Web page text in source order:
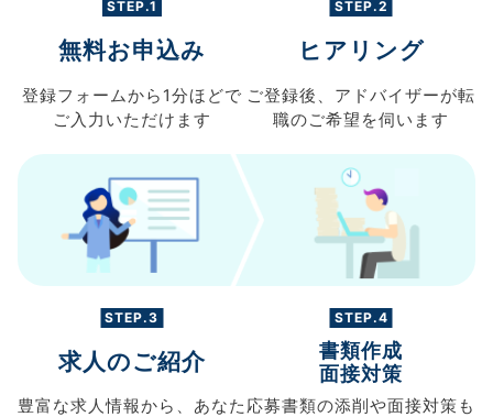
STEP.1
無料お申込み
登録フォームから 1分ほどで
ご入力 いただけます
STEP.2
ヒアリング
ご登録後、 アドバイザーが転
職のご希望を伺います
STEP.3
求人のご紹介
豊富な求人情報から、 あなた
STEP.4
書類作成
面接対策
応募書類の添削や面接対策も